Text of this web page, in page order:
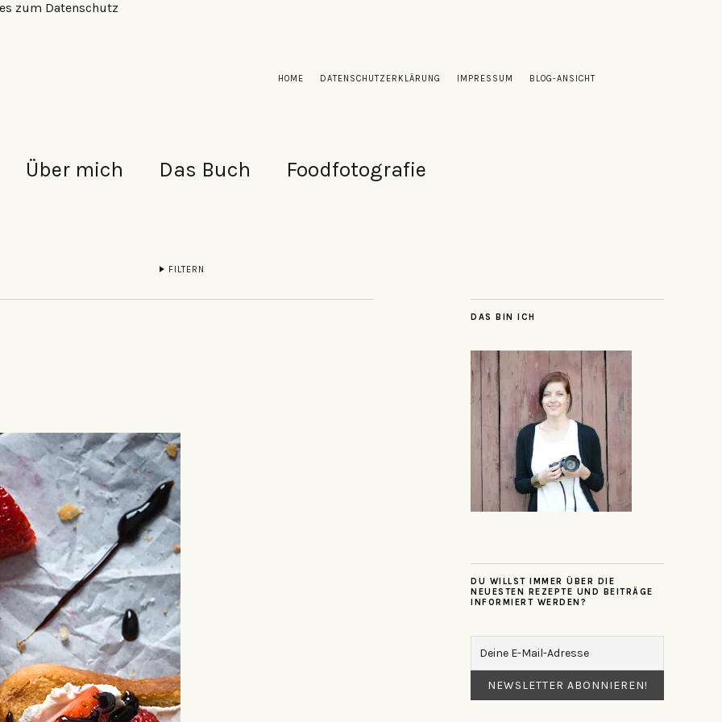
zum Datenschutz
HOME DATENSCHUTZERKLÄRUNG IMPRESSUM BLOG-ANSICHT
Über mich Das Buch Foodfotografie
FILTERN
DAS BIN ICH
DU WILLST IMMER ÜBER DIE
NEUESTEN REZEPTE UND BEITRÄGE
INFORMIERT WERDEN?